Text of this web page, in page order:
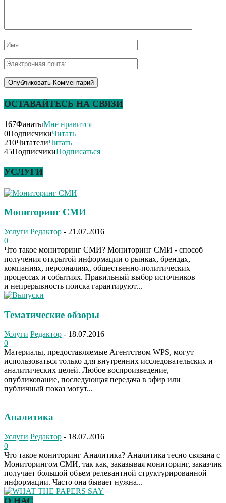
ОСТАВАЙТЕСЬ НА СВЯЗИ
167ФанатыМне нравится
0ПодписчикиЧитать
210ЧитателиЧитать
45ПодписчикиПодписаться
УСЛУГИ
Мониторинг СМИ
Услуги Редактор - 21.07.2016
0
Что такое мониторинг СМИ? Мониторинг СМИ - способ
получения открытой информации о рынках, брендах,
компаниях, персоналиях, общественно-политических
процессах и событиях. Правильный выбор источников
и непрерывность поиска гарантируют...
Тематические обзоры
Услуги Редактор - 18.07.2016
0
Материалы, предоставляемые Агентством WPS, могут
использоваться только для внутренних исследовательских и
аналитических целей. Любое воспроизведение,
опубликование, последующая передача в эфир или
публичный показ могут...
Аналитика
Услуги Редактор - 18.07.2016
0
Что такое мониторинг Аналитика? Аналитика тесно связана с
Мониторингом СМИ, так как, заказывая мониторинг, заказчик
получает большой объем релевантной структурированной
информации. Часто она бывает нужна...
О НАС